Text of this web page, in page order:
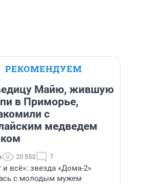
РЕКОМЕНДУЕМ
Майю, жившую
в Приморье,
с
медведем
20 553 7
и всё»: звезда «Дома-2»
с молодым мужем